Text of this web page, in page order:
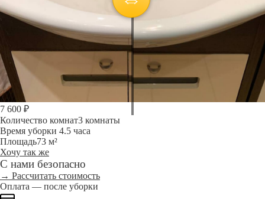
7 600 ₽
Количество комнат3 комнаты
Время уборки 4.5 часа
Площадь73 м²
Хочу так же
С нами безопасно
→ Рассчитать стоимость
Оплата — после уборки